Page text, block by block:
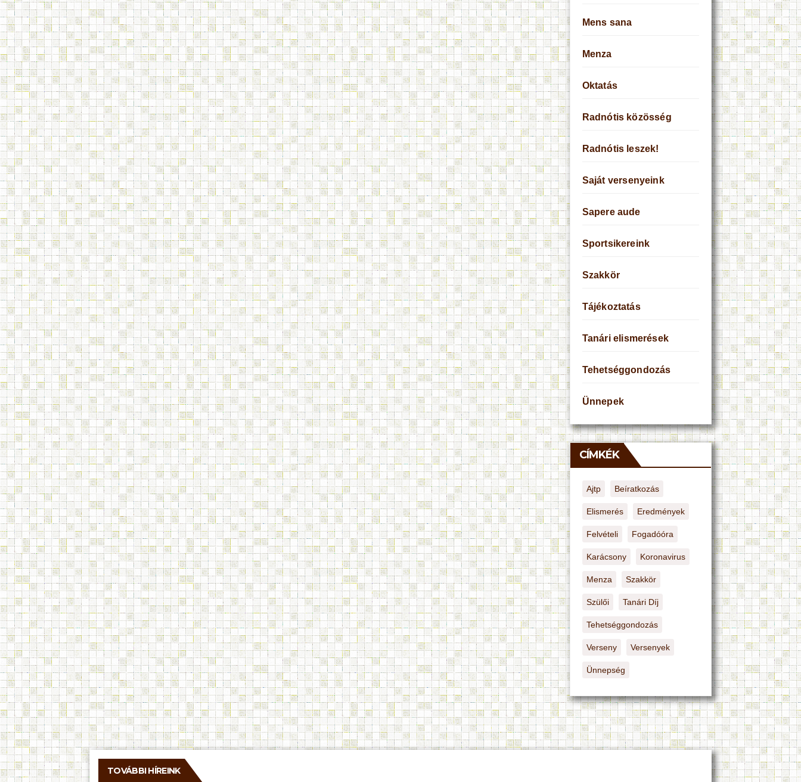
Mens sana
Menza
Oktatás
Radnótis közösség
Radnótis leszek!
Saját versenyeink
Sapere aude
Sportsikereink
Szakkör
Tájékoztatás
Tanári elismerések
Tehetséggondozás
Ünnepek
CÍMKÉK
Ajtp Beíratkozás
Elismerés Eredmények
Felvételi Fogadóóra
Karácsony Koronavirus
Menza Szakkör
Szülői Tanári Díj
Tehetséggondozás
Verseny Versenyek
Ünnepség
TOVÁBBI HÍREINK